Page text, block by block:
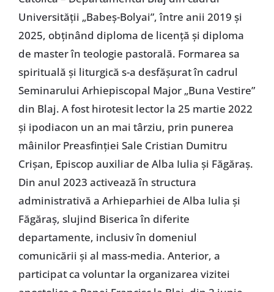
Universității „Babeș-Bolyai”, între anii 2019 și
2025, obținând diploma de licență și diploma
de master în teologie pastorală. Formarea sa
spirituală și liturgică s-a desfășurat în cadrul
Seminarului Arhiepiscopal Major „Buna Vestire”
din Blaj. A fost hirotesit lector la 25 martie 2022
și ipodiacon un an mai târziu, prin punerea
mâinilor Preasfinției Sale Cristian Dumitru
Crișan, Episcop auxiliar de Alba Iulia și Făgăraș.
Din anul 2023 activează în structura
administrativă a Arhieparhiei de Alba Iulia și
Făgăraș, slujind Biserica în diferite
departamente, inclusiv în domeniul
comunicării și al mass-media. Anterior, a
participat ca voluntar la organizarea vizitei